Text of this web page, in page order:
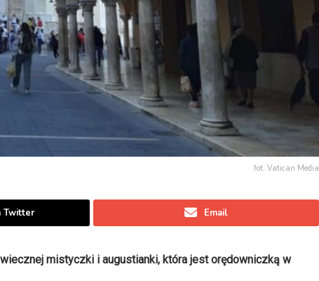
fot. Vatican Media
Twitter Email
mistyczki i augustianki, która jest orędowniczką w